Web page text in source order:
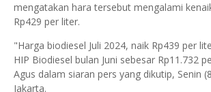
mengatakan hara tersebut mengalami
Rp429 per liter.
"Harga biodiesel Juli 2024, naik Rp439 per
HIP Biodiesel bulan Juni sebesar Rp11.732
Agus dalam siaran pers yang dikutip, Senin
Jakarta.